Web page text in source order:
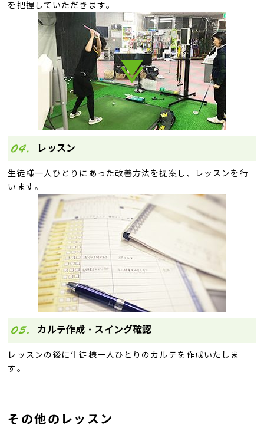
を把握していただきます。
レッスン
生徒様一人ひとりにあった改善方法を提案し、レッスンを行
います。
カルテ作成・スイング確認
レッスンの後に生徒様一人ひとりのカルテを作成いたしま
す。
その他のレッスン